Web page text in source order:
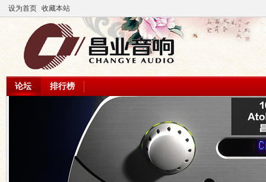
设为首页 收藏本站
论坛 排行榜